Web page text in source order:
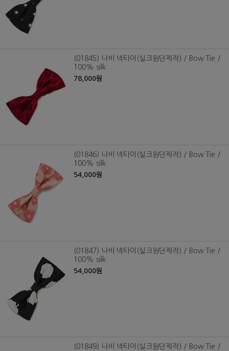
(01845) 나비 넥타이(실크원단제작) / Bow Tie /
100% silk
78,000원
(01846) 나비 넥타이(실크원단제작) / Bow Tie /
100% silk
54,000원
(01847) 나비 넥타이(실크원단제작) / Bow Tie /
100% silk
54,000원
(01849) 나비 넥타이(실크원단제작) / Bow Tie /